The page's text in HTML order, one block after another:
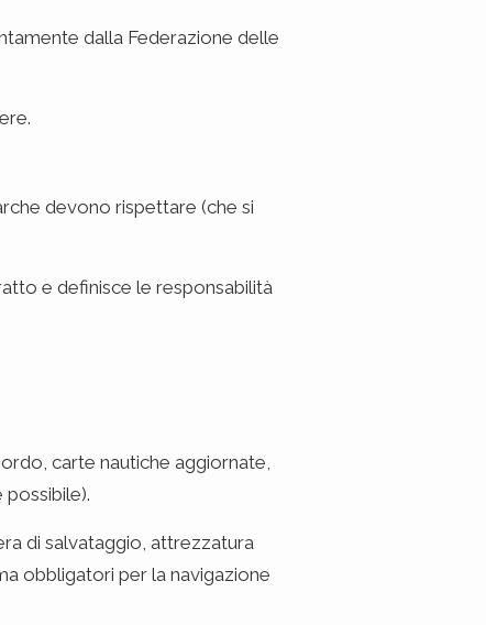
dalla Federazione delle
devono rispettare (che si
e definisce le responsabilità
carte nautiche aggiornate,
possibile).
di salvataggio, attrezzatura
obbligatori per la navigazione